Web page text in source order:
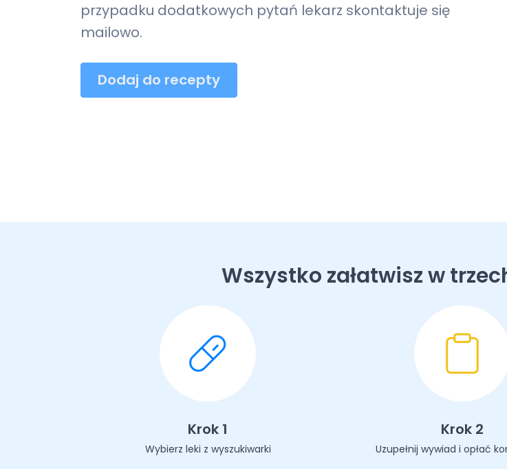
przypadku dodatkowych pytań lekarz skontaktuje się
mailowo.
Dodaj do recepty
Wszystko załatwisz w
Krok 1
Wybierz leki z wyszukiwarki
Krok 2
Uzupełnij wywiad i opłać